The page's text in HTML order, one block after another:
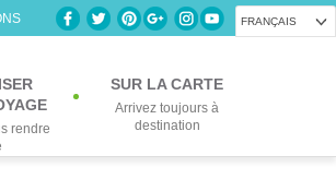
FRANÇAIS
rendre
SUR LA CARTE
Arrivez toujours à
destination